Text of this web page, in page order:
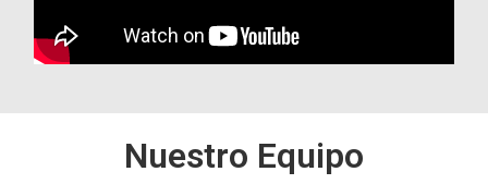
Nuestro Equipo